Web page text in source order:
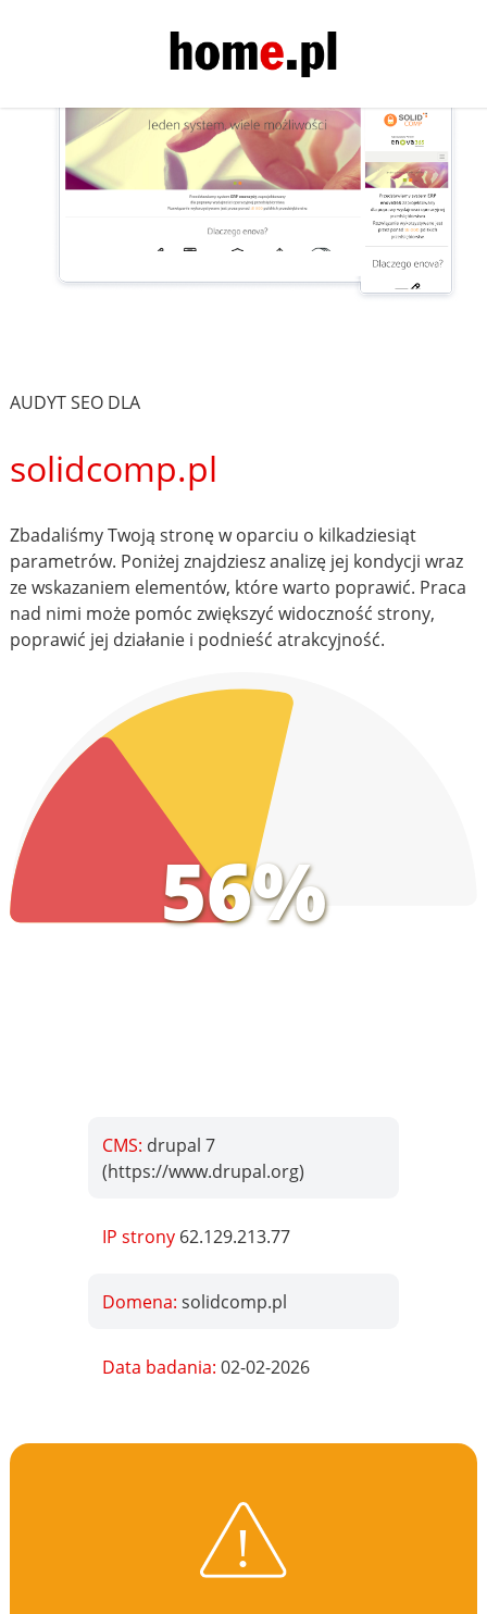
AUDYT SEO DLA
solidcomp.pl
Zbadaliśmy Twoją stronę w oparciu o kilkadziesiąt
parametrów. Poniżej znajdziesz analizę jej kondycji wraz
ze wskazaniem elementów, które warto poprawić. Praca
nad nimi może pomóc zwiększyć widoczność strony,
poprawić jej działanie i podnieść atrakcyjność.
56%
CMS: drupal 7
(https://www.drupal.org)
IP strony 62.129.213.77
Domena:solidcomp.pl
Data badania:02-02-2026